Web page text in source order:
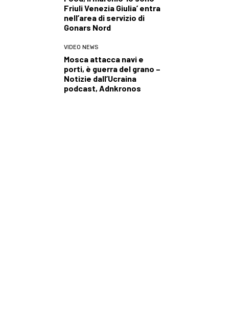
Friuli Venezia Giulia’ entra
nell’area di servizio di
Gonars Nord
VIDEO NEWS
Mosca attacca navi e
porti, è guerra del grano –
Notizie dall’Ucraina
podcast, Adnkronos